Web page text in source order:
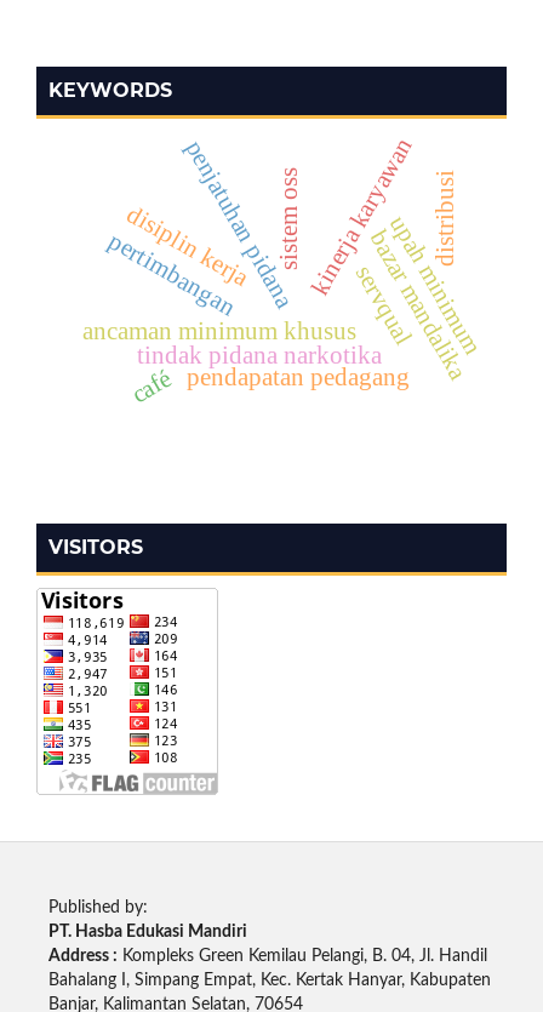
KEYWORDS
penjatuhan pidana
ancaman minimum khusus
tindak pidana narkotika
pertimbangan
disiplin kerja kinerja karyawan
sistem oss upah minimum
bazar mandalika
pendapatan pedagang
servqual
café
distribusi
VISITORS
Published by:
PT. Hasba Edukasi Mandiri
Address : Kompleks Green Kemilau Pelangi, B. 04, Jl. Handil
Bahalang I, Simpang Empat, Kec. Kertak Hanyar, Kabupaten
Banjar, Kalimantan Selatan, 70654